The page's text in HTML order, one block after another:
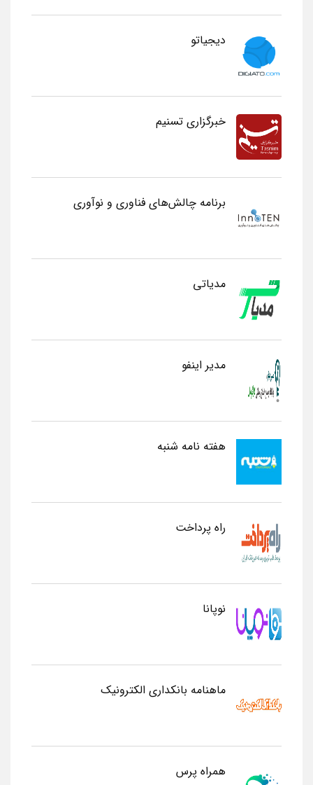
دیجیاتو
خبرگزاری تسنیم
برنامه چالش‌های فناوری و نوآوری
مدیاتی
مدیر اینفو
هفته نامه شنبه
راه پرداخت
نوپانا
ماهنامه بانکداری الکترونیک
همراه پرس